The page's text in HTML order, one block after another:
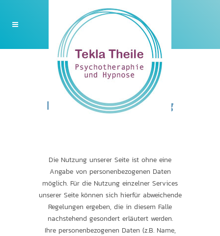
Datenschutzerklärung
Die Nutzung unserer Seite ist ohne eine
Angabe von personenbezogenen Daten
möglich. Für die Nutzung einzelner Services
unserer Seite können sich hierfür abweichende
Regelungen ergeben, die in diesem Falle
nachstehend gesondert erläutert werden.
Ihre personenbezogenen Daten (z.B. Name,